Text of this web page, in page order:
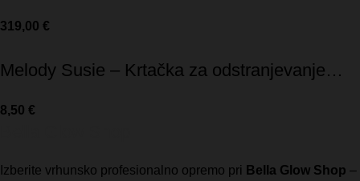
319,00 €
Melody Susie – Krtačka za odstranjevanje
8,50 €
Izberite vrhunsko profesionalno opremo pri Bella Glow Shop –